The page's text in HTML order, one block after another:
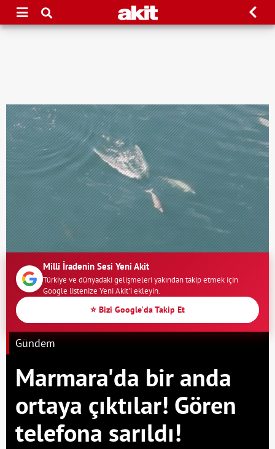
Milli İradenin Sesi Yeni Akit
Türkiye ve dünyadaki gelişmeleri yakından takip etmek için
Google listenize Yeni Akit'i ekleyin.
⭐ Bizi Google'da Takip Et
Gündem
Marmara'da bir anda
ortaya çıktılar! Gören
telefona sarıldı!